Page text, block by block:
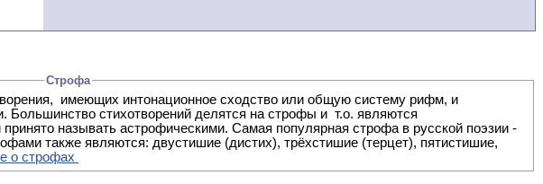
Строфа
систему рифм, и
также являются: двустишие (дистих), трёхстишие (терцет), пятистишие,
о строфах